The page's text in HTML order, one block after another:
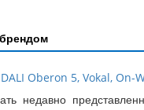
Oberon 5, Vokal, On-
недавно